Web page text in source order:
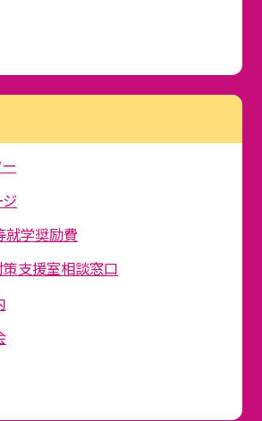
就学奨励費
支援室相談窓口